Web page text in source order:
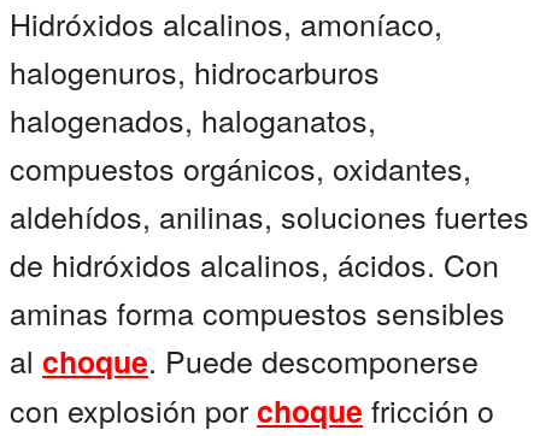
Hidróxidos alcalinos, amoníaco,
halogenuros, hidrocarburos
halogenados, haloganatos,
compuestos orgánicos, oxidantes,
aldehídos, anilinas, soluciones fuertes
de hidróxidos alcalinos, ácidos. Con
aminas forma compuestos sensibles
al choque. Puede descomponerse
con explosión porchoque fricción o